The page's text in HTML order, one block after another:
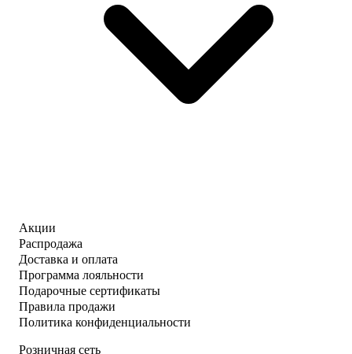
Акции
Распродажа
Доставка и оплата
Программа лояльности
Подарочные сертификаты
Правила продажи
Политика конфиденциальности
Розничная сеть